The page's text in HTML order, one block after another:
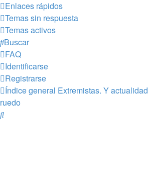
Enlaces rápidos
Temas sin respuesta
Temas activos
Buscar
FAQ
Identificarse
Registrarse
Índice general Extremistas. Y actualidad
ruedo
Buscar